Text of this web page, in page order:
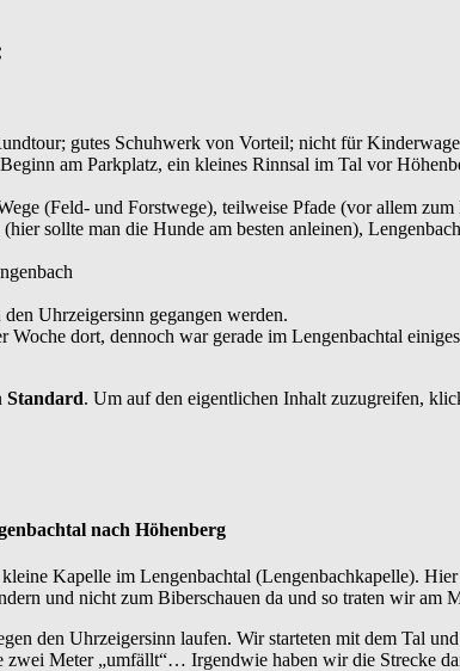
gutes Schuhwerk von Vorteil; nicht für
am Parkplatz, ein kleines Rinnsal im Tal vor
(Feld- und Forstwege), teilweise Pfade (vor allem
sollte man die Hunde am besten anleinen),
Uhrzeigersinn gegangen werden.
Woche dort, dennoch war gerade im Lengenbachtal
Standard. Um auf den eigentlichen Inhalt zuzugreifen,
nach Höhenberg
Kapelle im Lengenbachtal (Lengenbachkapelle).
und nicht zum Biberschauen da und so traten wir am
den Uhrzeigersinn laufen. Wir starteten mit dem Tal
zwei Meter „umfällt“… Irgendwie haben wir die Strecke